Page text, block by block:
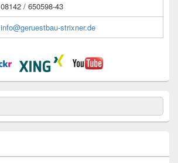
08142 / 650598-43
info@geruestbau-strixner.de